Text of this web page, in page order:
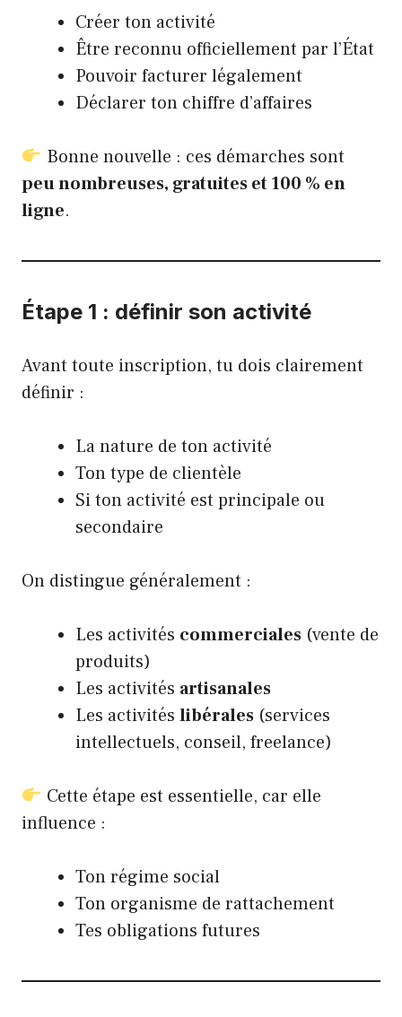
Créer ton activité
Être reconnu officiellement par l’État
Pouvoir facturer légalement
Déclarer ton chiffre d’affaires
Bonne nouvelle : ces démarches sont
peu nombreuses, gratuites et 100 % en
ligne.
Étape 1 : définir son activité
Avant toute inscription, tu dois clairement
définir :
La nature de ton activité
Ton type de clientèle
Si ton activité est principale ou
secondaire
On distingue généralement :
Les activités commerciales (vente de
produits)
Les activités artisanales
Les activités libérales (services
intellectuels, conseil, freelance)
Cette étape est essentielle, car elle
influence :
Ton régime social
Ton organisme de rattachement
Tes obligations futures